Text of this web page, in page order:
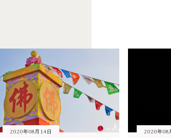
2020年08月14日 2020年08